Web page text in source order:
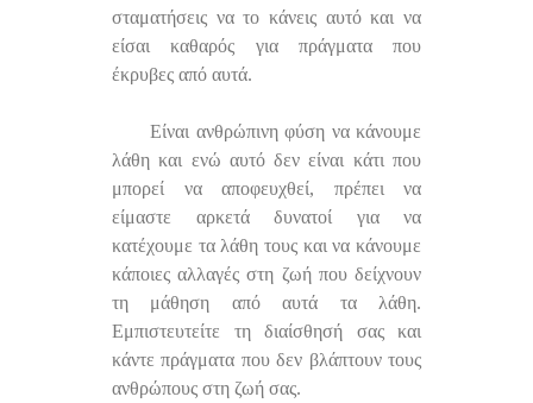
σταματήσεις να το κάνεις αυτό και να
είσαι καθαρός για πράγματα που
έκρυβες από αυτά.
Είναι ανθρώπινη φύση να κάνουμε
λάθη και ενώ αυτό δεν είναι κάτι που
μπορεί να αποφευχθεί, πρέπει να
είμαστε αρκετά δυνατοί για να
κατέχουμε τα λάθη τους και να κάνουμε
κάποιες αλλαγές στη ζωή που δείχνουν
τη μάθηση από αυτά τα λάθη.
Εμπιστευτείτε τη διαίσθησή σας και
κάντε πράγματα που δεν βλάπτουν τους
ανθρώπους στη ζωή σας.